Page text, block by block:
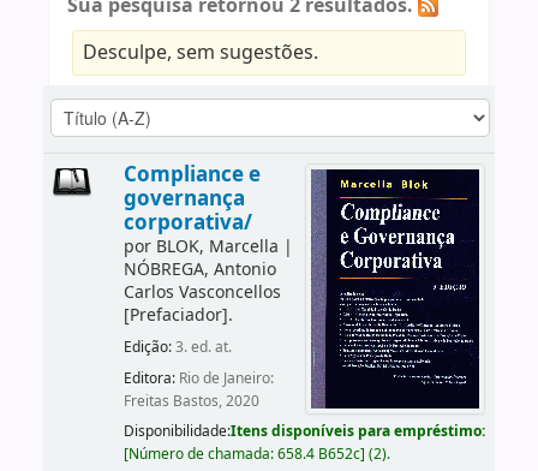
Sua pesquisa retornou 2 resultados.
Desculpe, sem sugestões.
Compliance e
governança
corporativa/
por BLOK, Marcella |
NÓBREGA, Antonio
Carlos Vasconcellos
[Prefaciador].
Edição:3. ed. at.
Editora: Rio de Janeiro:
Freitas Bastos, 2020
Disponibilidade:Itens disponíveis para empréstimo:
[Número de chamada:658.4 B652c] (2).